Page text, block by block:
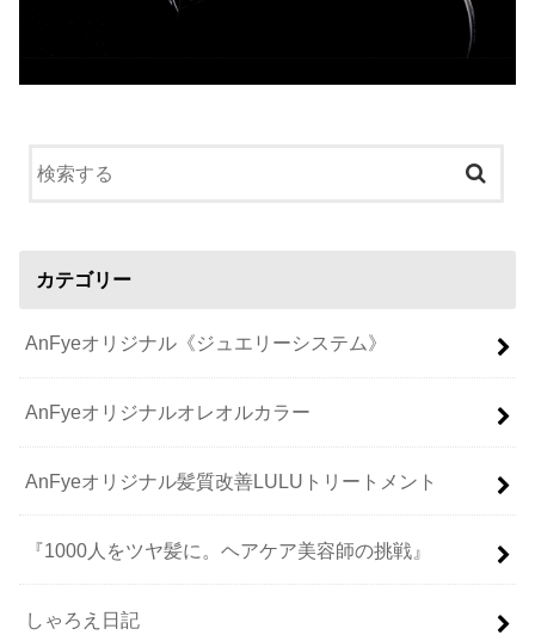
カテゴリー
AnFyeオリジナル《ジュエリーシステム》
AnFyeオリジナルオレオルカラー
AnFyeオリジナル髪質改善LULUトリートメント
『1000人をツヤ髪に。ヘアケア美容師の挑戦』
しゃろえ日記